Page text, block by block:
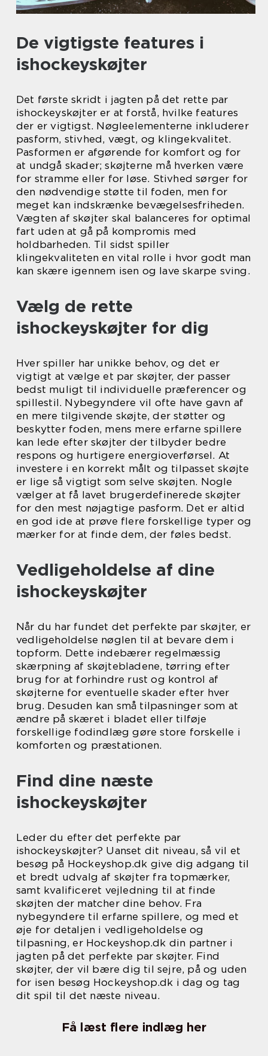
De vigtigste features i
ishockeyskøjter
Det første skridt i jagten på det rette par
ishockeyskøjter er at forstå, hvilke features
der er vigtigst. Nøgleelementerne inkluderer
pasform, stivhed, vægt, og klingekvalitet.
Pasformen er afgørende for komfort og for
at undgå skader; skøjterne må hverken være
for stramme eller for løse. Stivhed sørger for
den nødvendige støtte til foden, men for
meget kan indskrænke bevægelsesfriheden.
Vægten af skøjter skal balanceres for optimal
fart uden at gå på kompromis med
holdbarheden. Til sidst spiller
klingekvaliteten en vital rolle i hvor godt man
kan skære igennem isen og lave skarpe sving.
Vælg de rette
ishockeyskøjter for dig
Hver spiller har unikke behov, og det er
vigtigt at vælge et par skøjter, der passer
bedst muligt til individuelle præferencer og
spillestil. Nybegyndere vil ofte have gavn af
en mere tilgivende skøjte, der støtter og
beskytter foden, mens mere erfarne spillere
kan lede efter skøjter der tilbyder bedre
respons og hurtigere energioverførsel. At
investere i en korrekt målt og tilpasset skøjte
er lige så vigtigt som selve skøjten. Nogle
vælger at få lavet brugerdefinerede skøjter
for den mest nøjagtige pasform. Det er altid
en god ide at prøve flere forskellige typer og
mærker for at finde dem, der føles bedst.
Vedligeholdelse af dine
ishockeyskøjter
Når du har fundet det perfekte par skøjter, er
vedligeholdelse nøglen til at bevare dem i
topform. Dette indebærer regelmæssig
skærpning af skøjtebladene, tørring efter
brug for at forhindre rust og kontrol af
skøjterne for eventuelle skader efter hver
brug. Desuden kan små tilpasninger som at
ændre på skæret i bladet eller tilføje
forskellige fodindlæg gøre store forskelle i
komforten og præstationen.
Find dine næste
ishockeyskøjter
Leder du efter det perfekte par
ishockeyskøjter? Uanset dit niveau, så vil et
besøg på Hockeyshop.dk give dig adgang til
et bredt udvalg af skøjter fra topmærker,
samt kvalificeret vejledning til at finde
skøjten der matcher dine behov. Fra
nybegyndere til erfarne spillere, og med et
øje for detaljen i vedligeholdelse og
tilpasning, er Hockeyshop.dk din partner i
jagten på det perfekte par skøjter. Find
skøjter, der vil bære dig til sejre, på og uden
for isen besøg Hockeyshop.dk i dag og tag
dit spil til det næste niveau.
Få læst flere indlæg her